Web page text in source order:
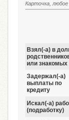
Карточка,
Взял(-а) в
или знакомых
Задержал(-а)
выплаты по
кредиту
Искал(-а)
(подработку)